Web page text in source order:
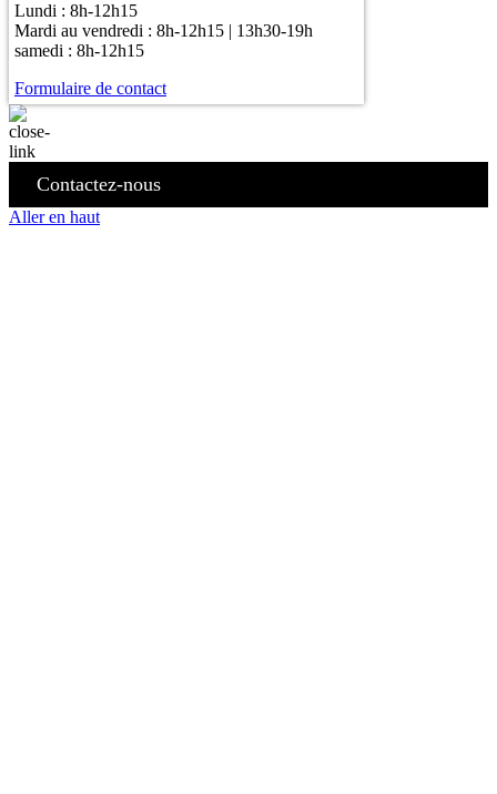
Lundi : 8h-12h15
Mardi au vendredi : 8h-12h15 | 13h30-19h
samedi : 8h-12h15
Formulaire de contact
Contactez-nous
Aller en haut